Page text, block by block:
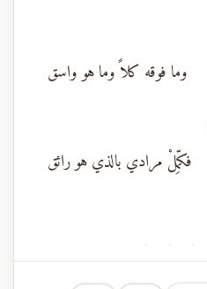
وما فوقه كلاً وما هو واسق
فكمِّلْ مرادي بالذي هو رائق
· · ·